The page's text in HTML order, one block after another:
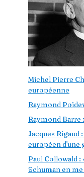
Michel Pierre
européenne
Raymond
Raymond Barre
Jacques Rigaud
européen d'une
Paul Collowald :
Schuman en